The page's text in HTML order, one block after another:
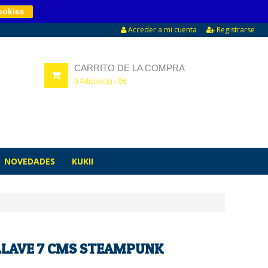
Acceder a mi cuenta Registrarse
CARRITO DE LA COMPRA
0Articulo(s) - 0€
NOVEDADES KUKII
7 CMS STEAMPUNK